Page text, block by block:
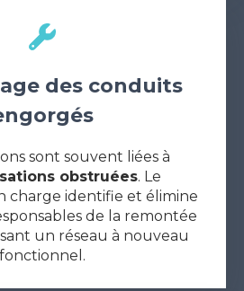
des conduits
sont souvent liées à
obstruées. Le
charge identifie et élimine
de la remontée
un réseau à nouveau
fonctionnel.